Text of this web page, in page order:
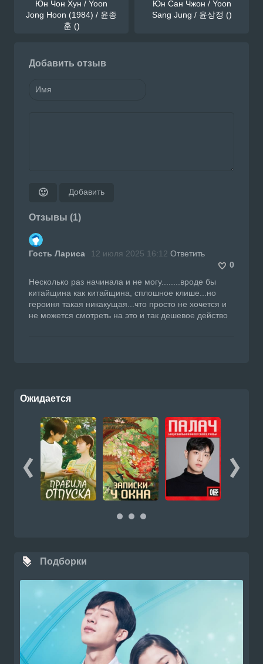
Юн Чон Хун / Yoon
Jong Hoon (1984) / 윤종
훈 ()
Юн Сан Чжон / Yoon
Sang Jung / 윤상정 ()
Добавить отзыв
🙂 Добавить
Отзывы (1)
Гость Лариса 12 июля 2025 16:12 Ответить
0
Несколько раз начинала и не могу........вроде бы
китайщина как китайщина, сплошное клише...но
героиня такая никакущая...что просто не хочется и
не можется смотреть на это и так дешевое действо
Ожидается
Подборки